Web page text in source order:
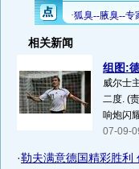
相关新闻
组图:
威尔士
二度. (
响炮闪
07-09-
·勒夫满意德国精彩胜利